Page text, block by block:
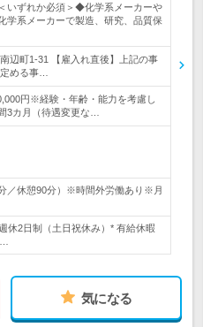
いずれか必須＞◆化学系メーカーや
学系メーカーで製造、研究、品質保
辺町1-31 【雇入れ直後】上記の事
める事…
円※経験・年齢・能力を考慮し
3カ月（待遇変更な…
／休憩90分）※時間外労働あり※月
2日制（土日祝休み）* 有給休暇
気になる